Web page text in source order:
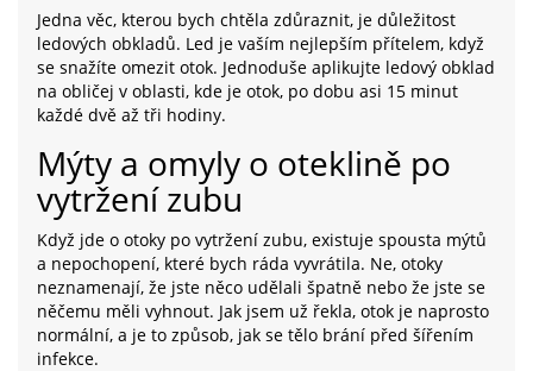
Jedna věc, kterou bych chtěla zdůraznit, je důležitost
ledových obkladů. Led je vaším nejlepším přítelem, když
se snažíte omezit otok. Jednoduše aplikujte ledový obklad
na obličej v oblasti, kde je otok, po dobu asi 15 minut
každé dvě až tři hodiny.
Mýty a omyly o oteklině po
vytržení zubu
Když jde o otoky po vytržení zubu, existuje spousta mýtů
a nepochopení, které bych ráda vyvrátila. Ne, otoky
neznamenají, že jste něco udělali špatně nebo že jste se
něčemu měli vyhnout. Jak jsem už řekla, otok je naprosto
normální, a je to způsob, jak se tělo brání před šířením
infekce.